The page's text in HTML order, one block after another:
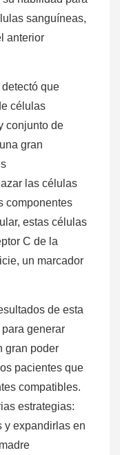
sanguíneas,
anterior
que
células
conjunto de
gran
las células
componentes
estas células
C de la
un marcador
de esta
generar
gran poder
pacientes que
compatibles.
estrategias:
y expandirlas en